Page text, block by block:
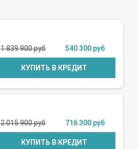
1 839 900 руб 540 300 руб
КУПИТЬ В КРЕДИТ
2 015 900 руб 716 300 руб
КУПИТЬ В КРЕДИТ